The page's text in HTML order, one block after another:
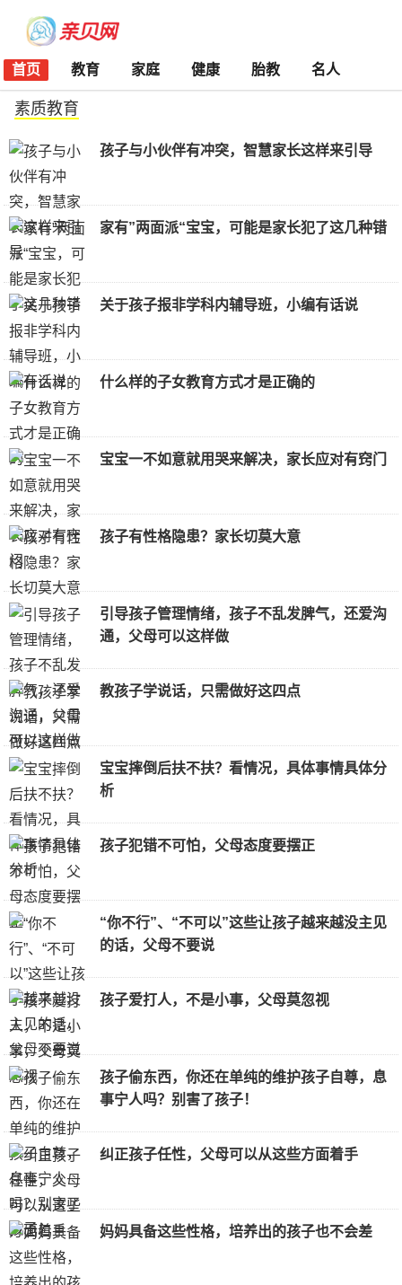
首页 教育 家庭 健康 胎教 名人
素质教育
孩子与小伙伴有冲突，智慧家长这样来引导
家有”两面派“宝宝，可能是家长犯了这几种错
关于孩子报非学科内辅导班，小编有话说
什么样的子女教育方式才是正确的
宝宝一不如意就用哭来解决，家长应对有窍门
孩子有性格隐患？家长切莫大意
引导孩子管理情绪，孩子不乱发脾气，还爱沟
通，父母可以这样做
教孩子学说话，只需做好这四点
宝宝摔倒后扶不扶？看情况，具体事情具体分
析
孩子犯错不可怕，父母态度要摆正
“你不行”、“不可以”这些让孩子越来越没主见
的话，父母不要说
孩子爱打人，不是小事，父母莫忽视
孩子偷东西，你还在单纯的维护孩子自尊，息
事宁人吗？别害了孩子！
纠正孩子任性，父母可以从这些方面着手
妈妈具备这些性格，培养出的孩子也不会差